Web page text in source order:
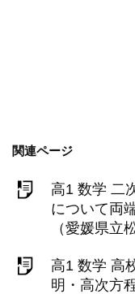
関連ページ
高1 数学 二
について両
（愛媛県立
高1 数学 高
明・高次方